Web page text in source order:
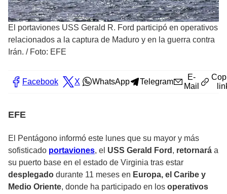
El portaviones USS Gerald R. Ford participó en operativos
relacionados a la captura de Maduro y en la guerra contra
Irán. / Foto: EFE
Facebook X WhatsApp Telegram
E-
Mail
EFE
El Pentágono informó este lunes que su mayor y más
sofisticado portaviones, el USS Gerald Ford , retornará a
su puerto base en el estado de Virginia tras estar
desplegado durante 11 meses en Europa, el Caribe y
Medio Oriente, donde ha participado en los operativos